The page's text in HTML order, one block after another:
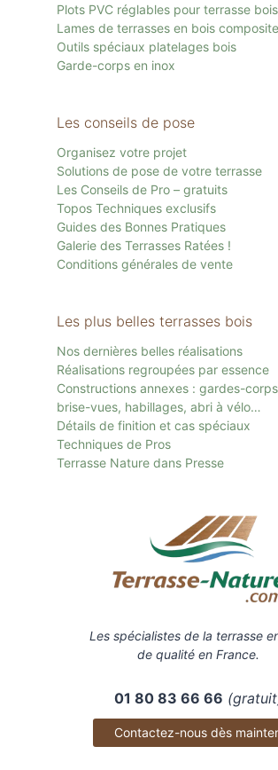
Plots PVC réglables pour terrasse bois
Lames de terrasses en bois composite
Outils spéciaux platelages bois
Garde-corps en inox
Les conseils de pose
Organisez votre projet
Solutions de pose de votre terrasse
Les Conseils de Pro – gratuits
Topos Techniques exclusifs
Guides des Bonnes Pratiques
Galerie des Terrasses Ratées !
Conditions générales de vente
Les plus belles terrasses bois
Nos dernières belles réalisations
Réalisations regroupées par essence
Constructions annexes : gardes-
brise-vues, habillages, abri à vélo…
Détails de finition et cas spéciaux
Techniques de Pros
Terrasse Nature dans Presse
Les spécialistes de la terrasse
de qualité en France.
01 80 83 66 66
Contactez-nous dès